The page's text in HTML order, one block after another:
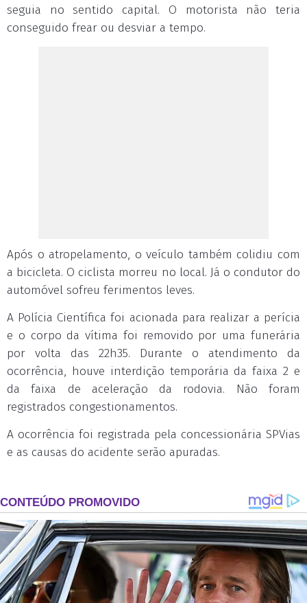
seguia no sentido capital. O motorista não teria
conseguido frear ou desviar a tempo.
Após o atropelamento, o veículo também colidiu com
a bicicleta. O ciclista morreu no local. Já o condutor do
automóvel sofreu ferimentos leves.
A Polícia Científica foi acionada para realizar a perícia
e o corpo da vítima foi removido por uma funerária
por volta das 22h35. Durante o atendimento da
ocorrência, houve interdição temporária da faixa 2 e
da faixa de aceleração da rodovia. Não foram
registrados congestionamentos.
A ocorrência foi registrada pela concessionária SPVias
e as causas do acidente serão apuradas.